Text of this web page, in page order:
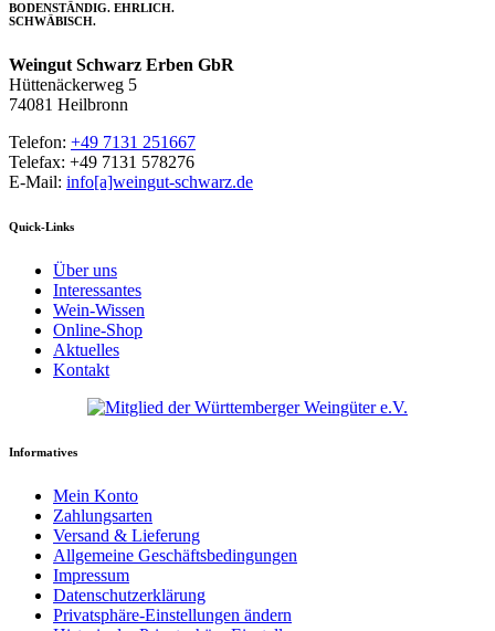
BODENSTÄNDIG. EHRLICH.
SCHWÄBISCH.
Weingut Schwarz Erben GbR
Hüttenäckerweg 5
74081 Heilbronn
Telefon: +49 7131 251667
Telefax: +49 7131 578276
E-Mail: info[a]weingut-schwarz.de
Quick-Links
Über uns
Interessantes
Wein-Wissen
Online-Shop
Aktuelles
Kontakt
Informatives
Mein Konto
Zahlungsarten
Versand & Lieferung
Allgemeine Geschäftsbedingungen
Impressum
Datenschutzerklärung
Privatsphäre-Einstellungen ändern